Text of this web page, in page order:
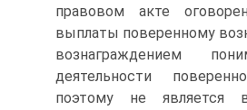
правовом акте
выплаты поверенному
вознаграждением
деятельности
поэтому не является